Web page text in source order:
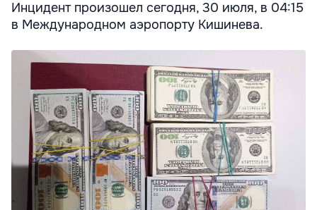
Инцидент произошел сегодня, 30 июля, в 04:15
в Международном аэропорту Кишинева.